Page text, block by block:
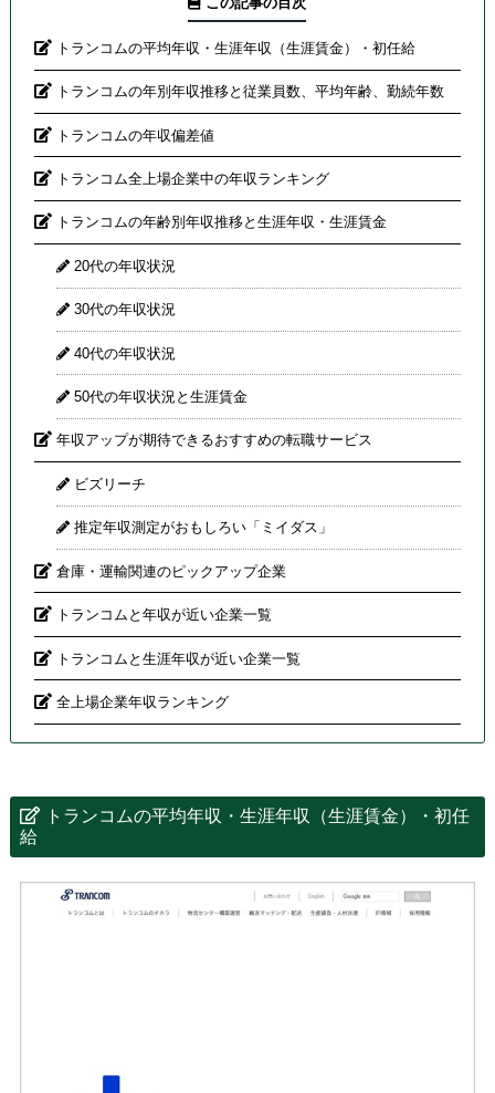
トランコムの平均年収・生涯年収（生涯賃金）・初任給
トランコムの年別年収推移と従業員数、平均年齢、勤続年数
トランコムの年収偏差値
トランコム全上場企業中の年収ランキング
トランコムの年齢別年収推移と生涯年収・生涯賃金
20代の年収状況
30代の年収状況
40代の年収状況
50代の年収状況と生涯賃金
年収アップが期待できるおすすめの転職サービス
ビズリーチ
推定年収測定がおもしろい「ミイダス」
倉庫・運輸関連のピックアップ企業
トランコムと年収が近い企業一覧
トランコムと生涯年収が近い企業一覧
全上場企業年収ランキング
トランコムの平均年収・生涯年収（生涯賃金）・初任
給